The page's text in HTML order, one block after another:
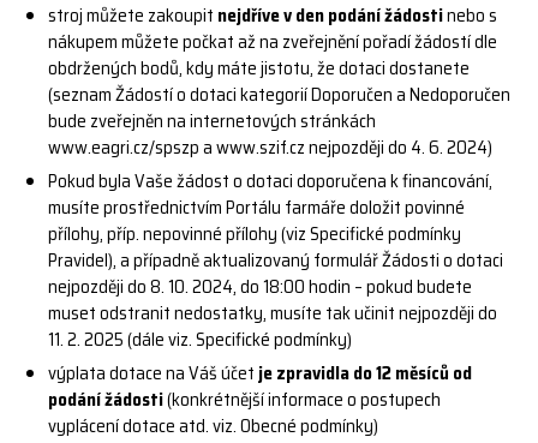
stroj můžete zakoupit nejdříve v den podání žádostinebo s
nákupem můžete počkat až na zveřejnění pořadí žádostí dle
obdržených bodů, kdy máte jistotu, že dotaci dostanete
(seznam Žádostí o dotaci kategorií Doporučen a Nedoporučen
bude zveřejněn na internetových stránkách
www.eagri.cz/spszp a www.szif.cz nejpozději do 4. 6. 2024)
Pokud byla Vaše žádost o dotaci doporučena k financování,
musíte prostřednictvím Portálu farmáře doložit povinné
přílohy, příp. nepovinné přílohy (viz Specifické podmínky
Pravidel), a případně aktualizovaný formulář Žádosti o dotaci
nejpozději do 8. 10. 2024, do 18:00 hodin – pokud budete
muset odstranit nedostatky, musíte tak učinit nejpozději do
11. 2. 2025 (dále viz. Specifické podmínky)
výplata dotace na Váš účetje zpravidla do 12 měsíců od
podání žádosti(konkrétnější informace o postupech
vyplácení dotace atd. viz. Obecné podmínky)